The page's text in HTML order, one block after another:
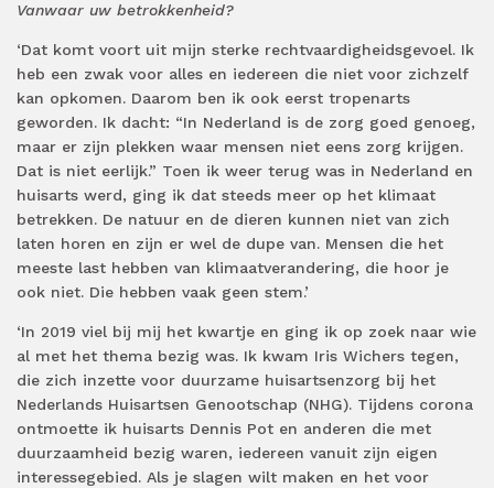
Vanwaar uw betrokkenheid?
‘Dat komt voort uit mijn sterke rechtvaardigheidsgevoel. Ik
heb een zwak voor alles en iedereen die niet voor zichzelf
kan opkomen. Daarom ben ik ook eerst tropenarts
geworden. Ik dacht: “In Nederland is de zorg goed genoeg,
maar er zijn plekken waar mensen niet eens zorg krijgen.
Dat is niet eerlijk.” Toen ik weer terug was in Nederland en
huisarts werd, ging ik dat steeds meer op het klimaat
betrekken. De natuur en de dieren kunnen niet van zich
laten horen en zijn er wel de dupe van. Mensen die het
meeste last hebben van klimaatverandering, die hoor je
ook niet. Die hebben vaak geen stem.’
‘In 2019 viel bij mij het kwartje en ging ik op zoek naar wie
al met het thema bezig was. Ik kwam Iris Wichers tegen,
die zich inzette voor duurzame huisartsenzorg bij het
Nederlands Huisartsen Genootschap (NHG). Tijdens corona
ontmoette ik huisarts Dennis Pot en anderen die met
duurzaamheid bezig waren, iedereen vanuit zijn eigen
interessegebied. Als je slagen wilt maken en het voor